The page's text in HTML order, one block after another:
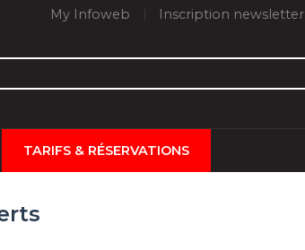
My Infoweb Inscription newsletter
TARIFS & RÉSERVATIONS